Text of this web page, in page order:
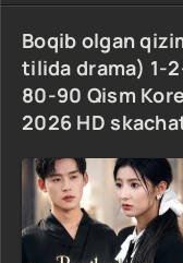
Boqib olgan
tilida drama) 1-
80-90 Qism
2026 HD